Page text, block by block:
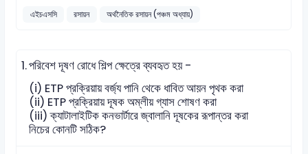
এইচএসসি রসায়ন অর্থনৈতিক রসায়ন (পঞ্চম অধ্যায়)
1.পরিবেশ দূষণ রোধে শিল্প ক্ষেত্রে ব্যবহৃত হয় -
(i) ETP প্রক্রিয়ায় বর্জ্য পানি থেকে ধাবিত আয়ন পৃথক করা
(ii) ETP প্রক্রিয়ায় দূষক অম্লীয় গ্যাস শোষণ করা
(iii) ক্যাটালাইটিক কনভার্টারে জ্বালানি দূষকের রূপান্তর করা
নিচের কোনটি সঠিক?